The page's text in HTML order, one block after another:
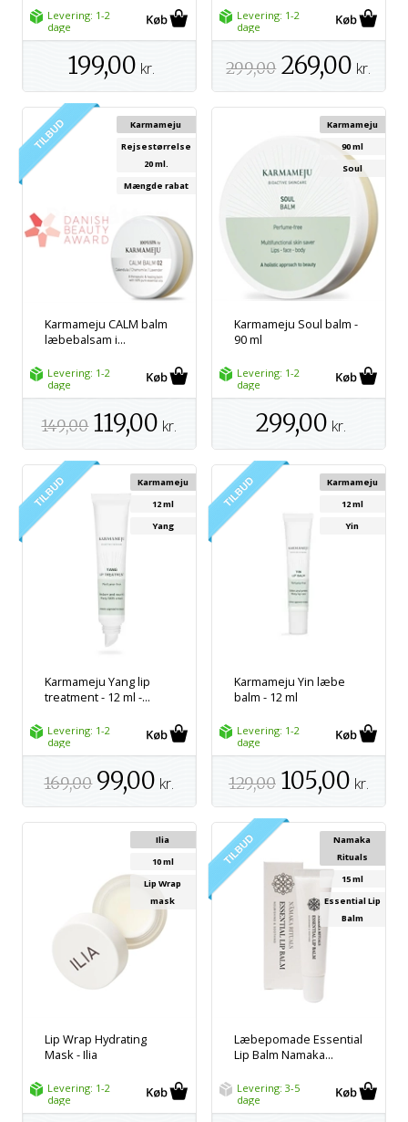
Levering: 1-2
dage
199,00 kr.
Levering: 1-2
dage
299,00 269,00 kr.
Karmameju CALM balm
læbebalsam i...
Karmameju
Rejsestørrelse
20 ml.
Mængde rabat
Levering: 1-2
dage
149,00 119,00 kr.
Karmameju Soul balm -
90 ml
Karmameju
90 ml
Soul
Levering: 1-2
dage
299,00 kr.
Karmameju Yang lip
treatment - 12 ml -...
Karmameju
12 ml
Yang
Levering: 1-2
dage
169,00 99,00 kr.
Karmameju Yin læbe
balm - 12 ml
Karmameju
12 ml
Yin
Levering: 1-2
dage
129,00 105,00 kr.
Lip Wrap Hydrating
Mask - Ilia
Ilia
10 ml
Lip Wrap
mask
Levering: 1-2
dage
Læbepomade Essential
Lip Balm Namaka...
Namaka
Rituals
15 ml
Essential Lip
Balm
Levering: 3-5
dage